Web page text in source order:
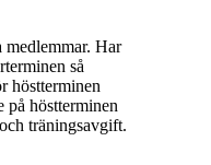
Har
så
höstterminen
på höstterminen
träningsavgift.